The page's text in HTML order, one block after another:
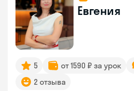
Евгения
5 от 1590 ₽ за урок
2 отзыва